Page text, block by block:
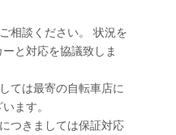
相談ください。 状況を
と対応を協議致しま
ては最寄の自転車店に
ます。
つきましては保証対応